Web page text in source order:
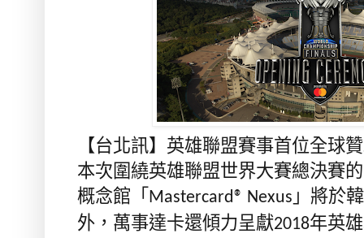
【台北訊】 英雄聯盟賽事首位全球
本次圍繞英雄聯盟世界大賽總決賽
概念館「 Mastercard® Nexus 」將於
外，萬事達卡還傾力呈獻2018年英